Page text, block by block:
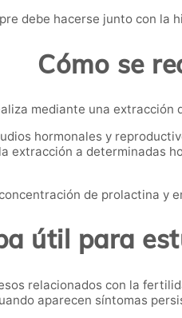
debe hacerse junto con la
Cómo se
mediante una extracción
hormonales y
extracción a determinadas
de prolactina y
útil para
relacionados con la
aparecen síntomas